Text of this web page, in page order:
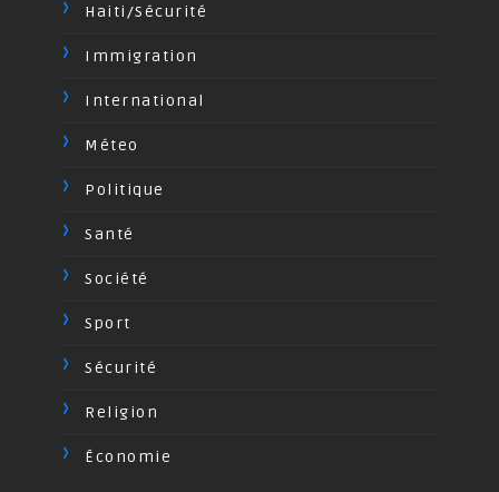
Haiti/Sécurité
Immigration
International
Méteo
Politique
Santé
Société
Sport
Sécurité
Religion
Économie